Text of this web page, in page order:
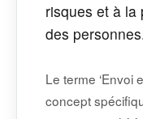
risques et à la
des
Le terme ‘Envoi
concept